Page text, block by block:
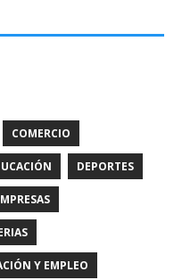
COMERCIO
DEPORTES
Y EMPLEO